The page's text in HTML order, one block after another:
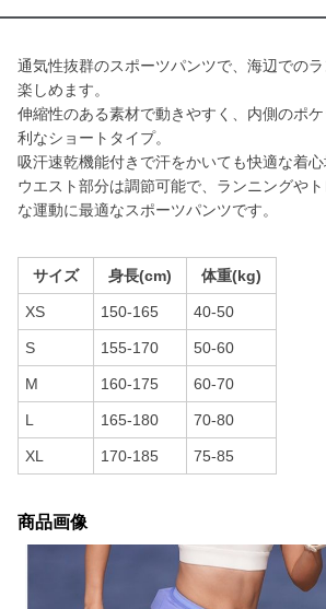
通気性抜群のスポーツパンツで、海辺での
楽しめます。
伸縮性のある素材で動きやすく、内側のポ
利なショートタイプ。
吸汗速乾機能付きで汗をかいても快適な着心
ウエスト部分は調節可能で、ランニングや
な運動に最適なスポーツパンツです。
サイズ 身長(cm) 体重(kg)
XS 150-165 40-50
S 155-170 50-60
M 160-175 60-70
L 165-180 70-80
XL 170-185 75-85
商品画像